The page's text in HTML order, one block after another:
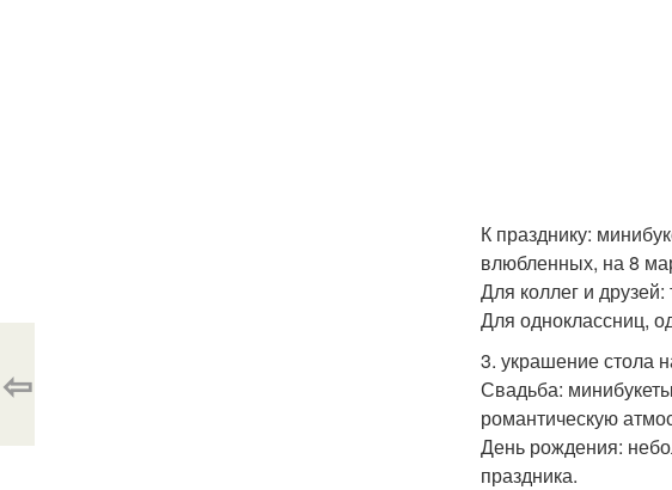
К празднику:
влюбленных, на 8
Для коллег и
Для одноклассниц,
3. украшение стола
Свадьба:
романтическую
День рождения:
праздника.
⇦